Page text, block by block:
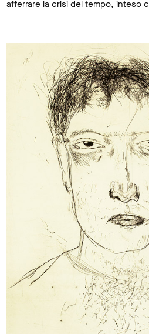
afferrare la crisi del tempo, inteso